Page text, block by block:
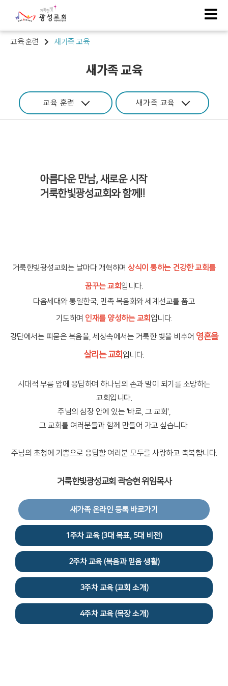
교육 훈련 새가족 교육
새가족 교육
교육 훈련 새가족 교육
아름다운 만남, 새로운 시작
거룩한빛광성교회와 함께!!
거룩한빛광성교회는 날마다 개혁하며 상식이 통하는 건강한 교회를
꿈꾸는 교회입니다.
다음세대와 통일한국, 민족 복음화와 세계선교를 품고
기도하며 인재를 양성하는 교회 입니다.
강단에서는 피묻은 복음을, 세상속에서는 거룩한 빛을 비추어 영혼을
살리는 교회 입니다.
시대적 부름 앞에 응답하며 하나님의 손과 발이 되기를 소망하는
교회입니다.
주님의 심장 안에 있는 '바로, 그 교회',
그 교회를 여러분들과 함께 만들어 가고 싶습니다.
주님의 초청에 기쁨으로 응답할 여러분 모두를 사랑하고 축복합니다.
거룩한빛광성교회 곽승현 위임목사
새가족 온라인 등록 바로가기
1주차 교육 (3대 목표, 5대 비전)
2주차 교육 (복음과 믿음 생활)
3주차 교육 (교회 소개)
4주차 교육 (목장 소개)